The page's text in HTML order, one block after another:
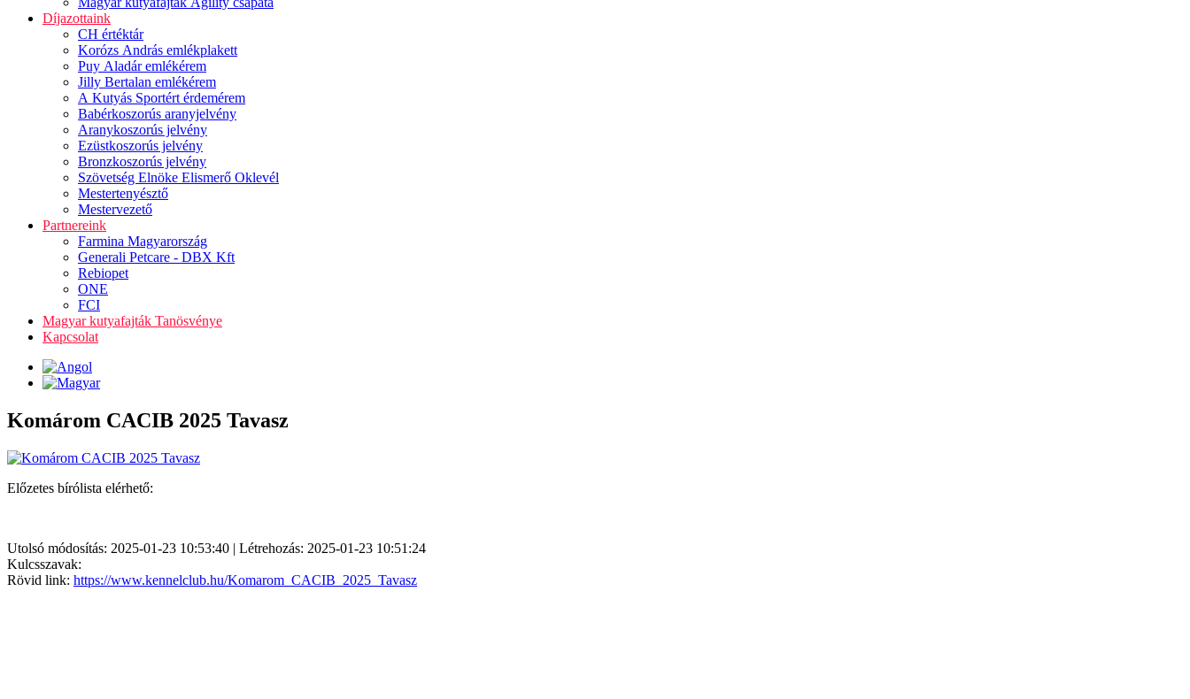
Díjazottaink
CH értéktár
Korózs András emlékplakett
Puy Aladár emlékérem
Jilly Bertalan emlékérem
A Kutyás Sportért érdemérem
Babérkoszorús aranyjelvény
Aranykoszorús jelvény
Ezüstkoszorús jelvény
Bronzkoszorús jelvény
Szövetség Elnöke Elismerő Oklevél
Mestertenyésztő
Mestervezető
Partnereink
Farmina Magyarország
Generali Petcare - DBX Kft
Rebiopet
ONE
FCI
Magyar kutyafajták Tanösvénye
Kapcsolat
Komárom CACIB 2025 Tavasz
Előzetes bírólista elérhető:
Utolsó módosítás: 2025-01-23 10:53:40 | Létrehozás: 2025-01-23 10:51:24
Kulcsszavak:
Rövid link: https://www.kennelclub.hu/Komarom_CACIB_2025_Tavasz